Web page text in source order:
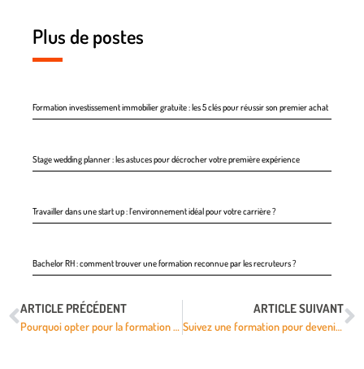
Plus de postes
Formation investissement immobilier gratuite : les 5 clés pour réussir son premier achat
Stage wedding planner : les astuces pour décrocher votre première expérience
Travailler dans une start up : l’environnement idéal pour votre carrière ?
Bachelor RH : comment trouver une formation reconnue par les recruteurs ?
ARTICLE PRÉCÉDENT
Pourquoi opter pour la formation en BTP à distance?
ARTICLE SUIVANT
Suivez une formation pour devenir prothésiste ongulaire